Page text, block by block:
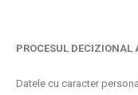
PROCESUL DECIZIONAL
Datele cu caracter